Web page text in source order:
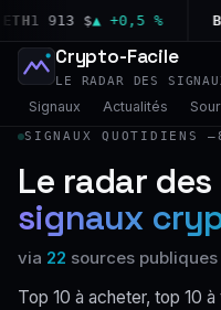
1 913 $▲ +0,5 % BNB
Crypto-Facile
LE RADAR DES
Signaux Actualités
SIGNAUX QUOTIDIENS —
Le radar des
signaux
via 22 sources publiques
Top 10 à acheter, top 10